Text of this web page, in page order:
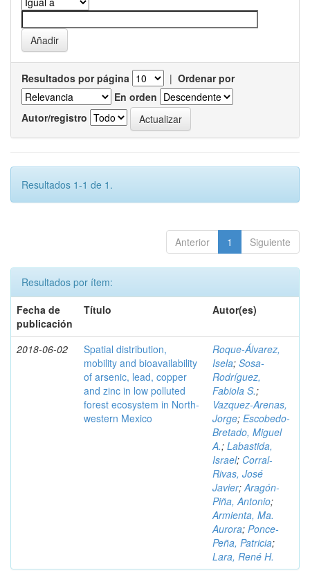
Resultados por página | Ordenar por
En orden
Autor/registro
Resultados 1-1 de 1.
Anterior 1 Siguiente
Resultados por ítem:
Fecha de
publicación
Título Autor(es)
2018-06-02
Spatial distribution,
mobility and bioavailability
of arsenic, lead, copper
and zinc in low polluted
forest ecosystem in North-
western Mexico
Roque-Álvarez,
Isela; Sosa-
Rodríguez,
Fabiola S.;
Vazquez-Arenas,
Jorge; Escobedo-
Bretado, Miguel
A.; Labastida,
Israel; Corral-
Rivas, José
Javier;Aragón-
Piña, Antonio;
Armienta, Ma.
Aurora; Ponce-
Peña, Patricia;
Lara, René H.